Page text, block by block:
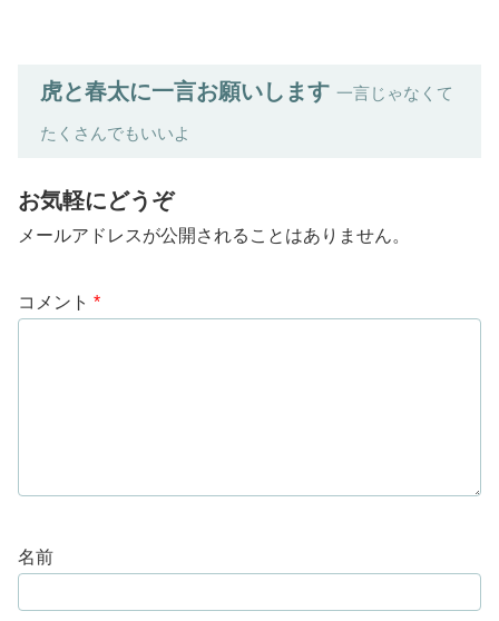
虎と春太に一言お願いします 一言じゃなくて
たくさんでもいいよ
お気軽にどうぞ
メールアドレスが公開されることはありません。
コメント *
名前